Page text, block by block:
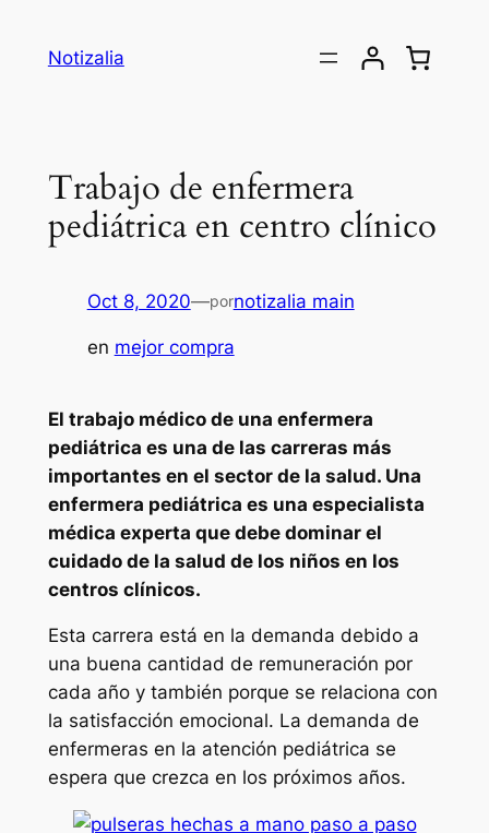
Notizalia
Trabajo de enfermera
pediátrica en centro clínico
Oct 8, 2020—pornotizalia main
en mejor compra
El trabajo médico de una enfermera
pediátrica es una de las carreras más
importantes en el sector de la salud. Una
enfermera pediátrica es una especialista
médica experta que debe dominar el
cuidado de la salud de los niños en los
centros clínicos.
Esta carrera está en la demanda debido a
una buena cantidad de remuneración por
cada año y también porque se relaciona con
la satisfacción emocional. La demanda de
enfermeras en la atención pediátrica se
espera que crezca en los próximos años.